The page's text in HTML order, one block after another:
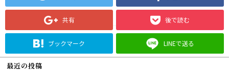
共有 後で読む
ブックマーク LINEで送る
最近の投稿